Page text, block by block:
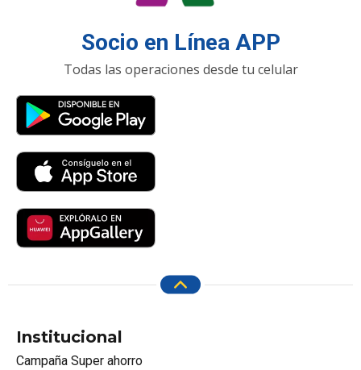
Socio en Línea APP
Todas las operaciones desde tu celular
Institucional
Campaña Super ahorro